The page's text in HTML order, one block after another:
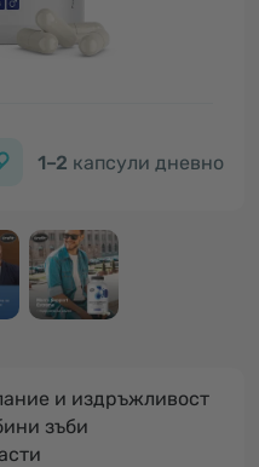
1–2 капсули дневно
и издръжливост
зъби